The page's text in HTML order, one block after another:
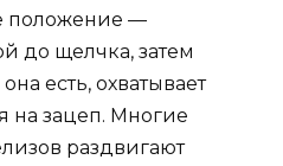
положение —
до щелчка, затем
есть, охватывает
на зацеп. Многие
раздвигают